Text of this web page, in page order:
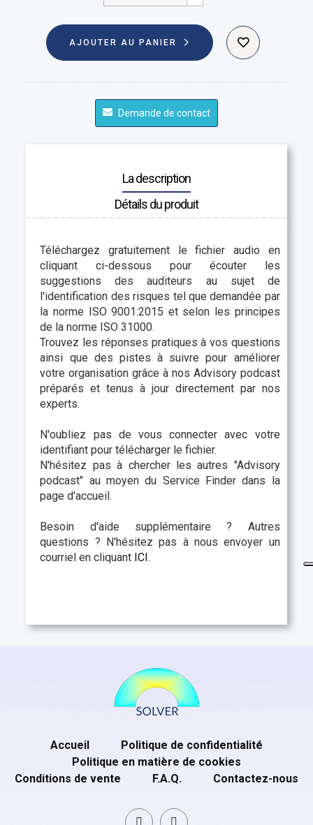
AJOUTER AU PANIER
Demande de contact
La description
Détails du produit
Téléchargez gratuitement le fichier audio en
cliquant ci-dessous pour écouter les
suggestions des auditeurs au sujet de
l'identification des risques tel que demandée par
la norme ISO 9001:2015 et selon les principes
de la norme ISO 31000.
Trouvez les réponses pratiques à vos questions
ainsi que des pistes à suivre pour améliorer
votre organisation grâce à nos Advisory podcast
préparés et tenus à jour directement par nos
experts.
N'oubliez pas de vous connecter avec votre
identifiant pour télécharger le fichier.
N'hésitez pas à chercher les autres "Advisory
podcast" au moyen du Service Finder dans la
page d'accueil.
Besoin d'aide supplémentaire ? Autres
questions ? N'hésitez pas à nous envoyer un
courriel en cliquant ICI.
Accueil
Politique de confidentialité
Politique en matière de cookies
Conditions de vente
F.A.Q. Contactez-nous